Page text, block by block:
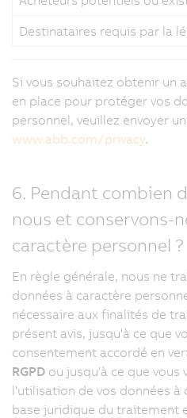
Destinataires requis par la
Si vous souhaitez obtenir un
en place pour protéger vos
personnel, veuillez envoyer
www.abb.com/privacy.
6. Pendant combien
nous et conservons-
caractère personnel ?
En règle générale, nous ne
données à caractère
nécessaire aux finalités de
présent avis, jusqu'à ce que
consentement accordé en
RGPD ou jusqu'à ce que vous
l'utilisation de vos données à
base juridique du traitement